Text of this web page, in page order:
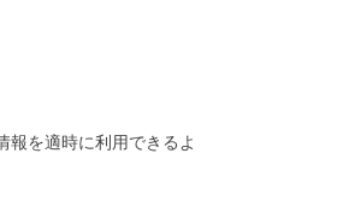
報を適時に利用できるよ